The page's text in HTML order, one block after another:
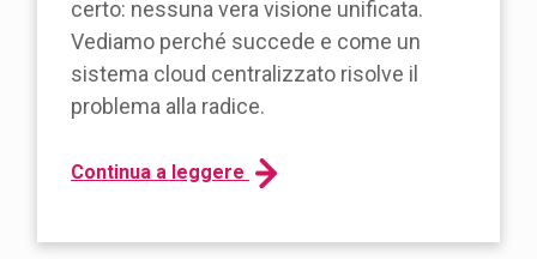
certo: nessuna vera visione unificata.
Vediamo perché succede e come un
sistema cloud centralizzato risolve il
problema alla radice.
Continua a leggere